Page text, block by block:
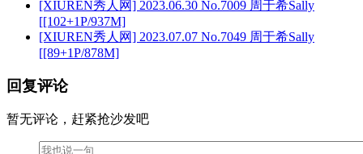
[XIUREN秀人网] 2023.06.30 No.7009 周于希Sally
[[102+1P/937M]
[XIUREN秀人网] 2023.07.07 No.7049 周于希Sally
[[89+1P/878M]
回复评论
暂无评论，赶紧抢沙发吧